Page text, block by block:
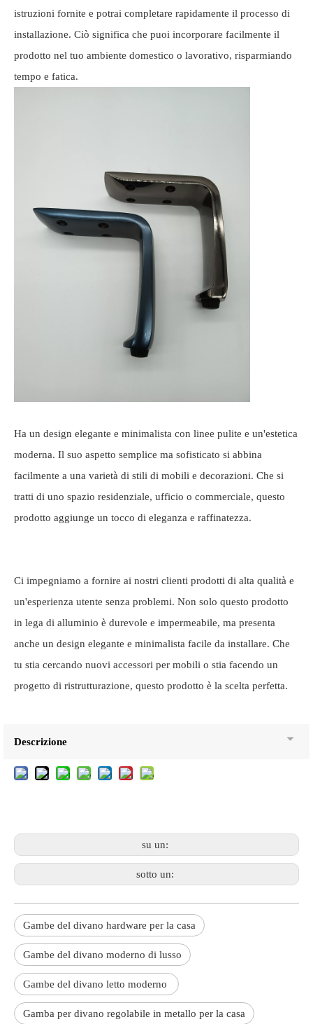
istruzioni fornite e potrai completare rapidamente il processo di
installazione. Ciò significa che puoi incorporare facilmente il
prodotto nel tuo ambiente domestico o lavorativo, risparmiando
tempo e fatica.
Ha un design elegante e minimalista con linee pulite e un'estetica
moderna. Il suo aspetto semplice ma sofisticato si abbina
facilmente a una varietà di stili di mobili e decorazioni. Che si
tratti di uno spazio residenziale, ufficio o commerciale, questo
prodotto aggiunge un tocco di eleganza e raffinatezza.
Ci impegniamo a fornire ai nostri clienti prodotti di alta qualità e
un'esperienza utente senza problemi. Non solo questo prodotto
in lega di alluminio è durevole e impermeabile, ma presenta
anche un design elegante e minimalista facile da installare. Che
tu stia cercando nuovi accessori per mobili o stia facendo un
progetto di ristrutturazione, questo prodotto è la scelta perfetta.
Descrizione
su un:
sotto un:
Gambe del divano hardware per la casa
Gambe del divano moderno di lusso
Gambe del divano letto moderno
Gamba per divano regolabile in metallo per la casa